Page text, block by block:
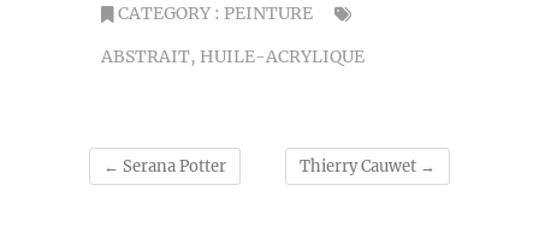
CATEGORY : PEINTURE
ABSTRAIT, HUILE-ACRYLIQUE
← Serana Potter Thierry Cauwet →